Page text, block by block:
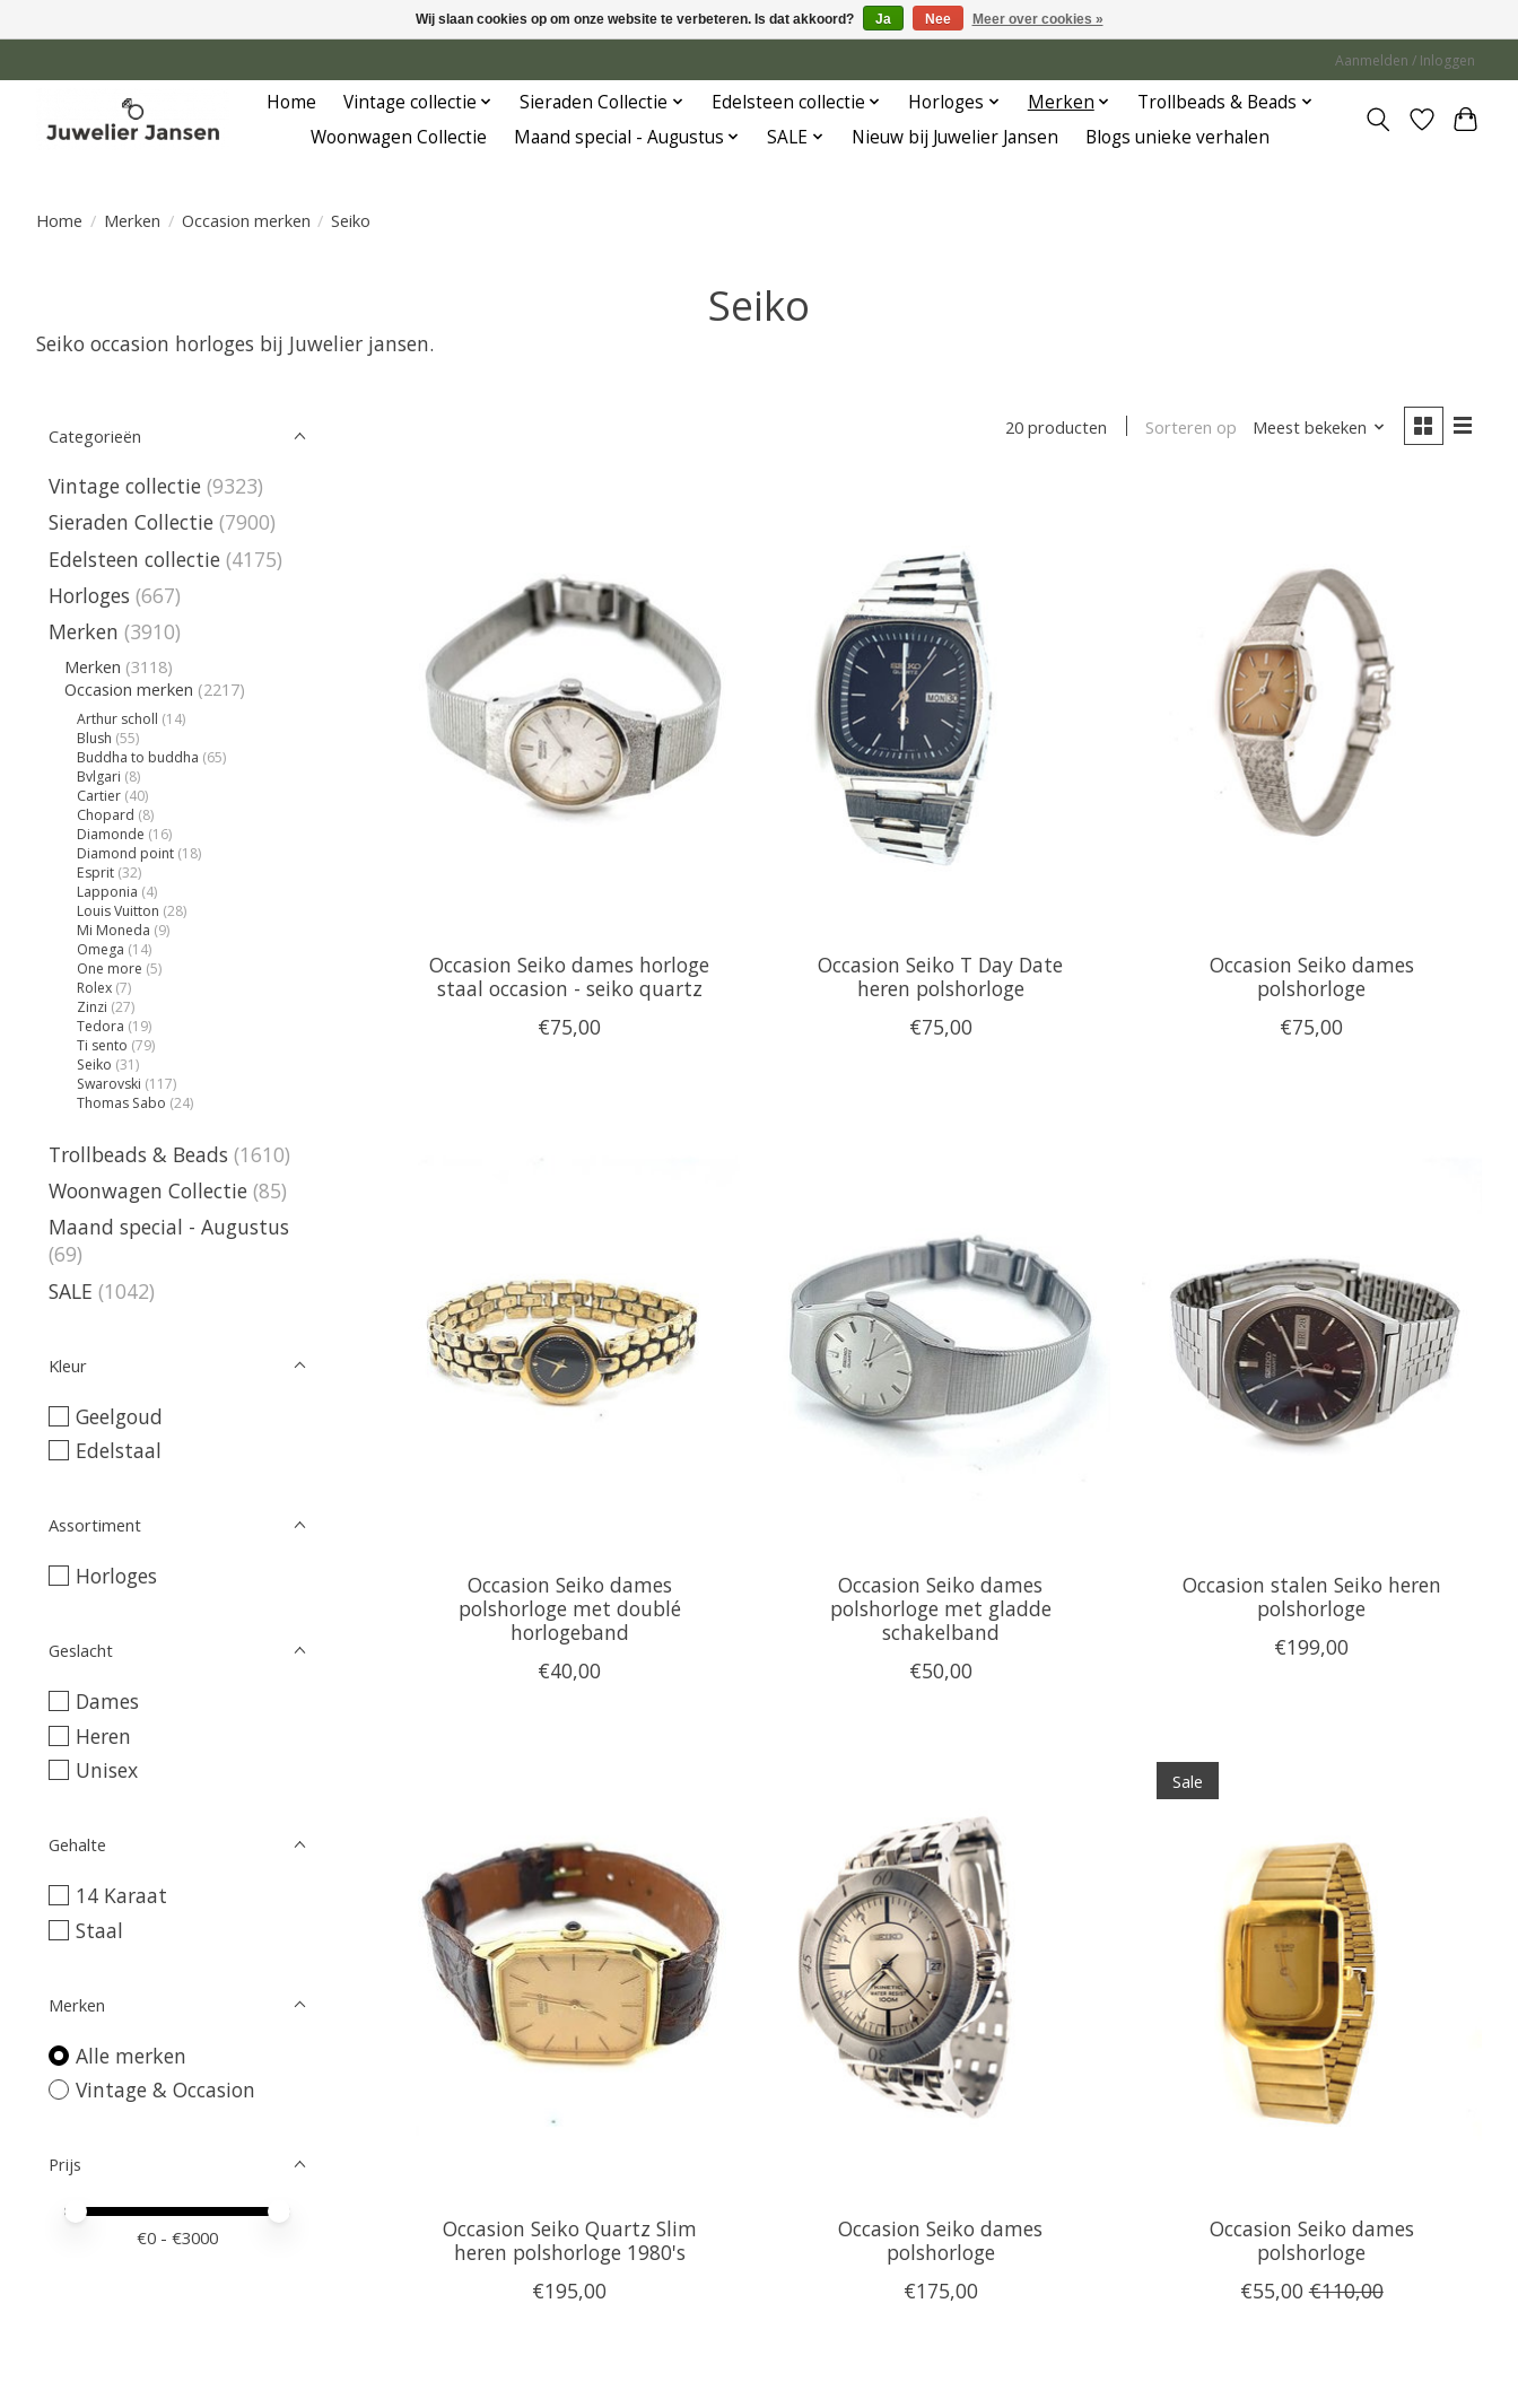
Aanmelden / Inloggen
Home Vintage collectie Sieraden Collectie Edelsteen collectie Horloges Merken
Trollbeads & Beads
Woonwagen Collectie
Maand special - Augustus SALE Nieuw bij Juwelier Jansen Blogs unieke verhalen
Home / Merken / Occasion merken / Seiko
Seiko
Seiko occasion horloges bij Juwelier jansen.
Categorieën
Vintage collectie (9323)
Sieraden Collectie (7900)
Edelsteen collectie (4175)
Horloges (667)
Merken (3910)
Merken (3118)
Occasion merken (2217)
Arthur scholl (14)
Blush (55)
Buddha to buddha (65)
Bvlgari (8)
Cartier (40)
Chopard (8)
Diamonde (16)
Diamond point (18)
Esprit (32)
Lapponia (4)
Louis Vuitton (28)
Mi Moneda (9)
Omega (14)
One more (5)
Rolex (7)
Zinzi (27)
Tedora (19)
Ti sento (79)
Seiko (31)
Swarovski (117)
Thomas Sabo (24)
Trollbeads & Beads (1610)
Woonwagen Collectie (85)
Maand special - Augustus
(69)
SALE (1042)
Kleur
Geelgoud
Edelstaal
Assortiment
Horloges
Geslacht
Dames
Heren
Unisex
Gehalte
14 Karaat
Staal
Merken
Alle merken
Vintage & Occasion
Prijs
Minimale prijswaarde
Price maximum value
€0 - €3000
20 producten Sorteren op Meest bekeken
Occasion Seiko dames horloge
staal occasion - seiko quartz
€75,00
Occasion Seiko T Day Date
heren polshorloge
€75,00
Occasion Seiko dames
polshorloge
€75,00
Occasion Seiko dames
polshorloge met doublé
horlogeband
€40,00
Occasion Seiko dames
polshorloge met gladde
schakelband
€50,00
Occasion stalen Seiko heren
polshorloge
€199,00
Occasion Seiko Quartz Slim
heren polshorloge 1980's
€195,00
Occasion Seiko dames
polshorloge
€175,00
Sale
Occasion Seiko dames
polshorloge
€55,00 €110,00
Wij slaan cookies op om onze website te verbeteren. Is dat akkoord? Ja Nee Meer over cookies »